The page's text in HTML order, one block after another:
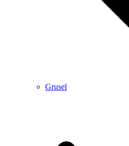
Grusel